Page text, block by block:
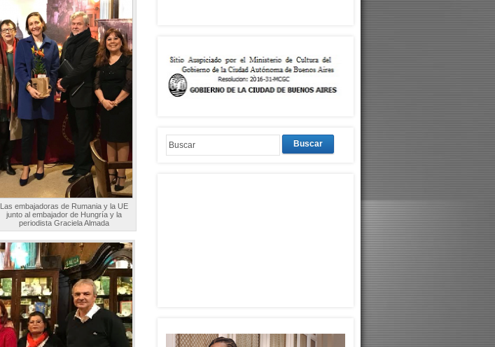
Las embajadoras de Rumania y la UE
junto al embajador de Hungría y la
periodista Graciela Almada
Buscar